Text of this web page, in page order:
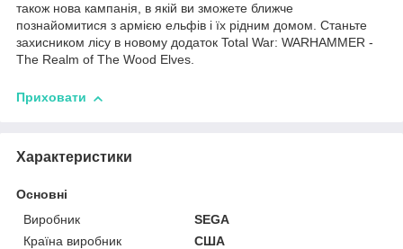
також нова кампанія, в якій ви зможете ближче
познайомитися з армією ельфів і їх рідним домом. Станьте
захисником лісу в новому додаток Total War: WARHAMMER -
The Realm of The Wood Elves.
Приховати
Характеристики
Основні
Виробник
SEGA
Країна виробник
США